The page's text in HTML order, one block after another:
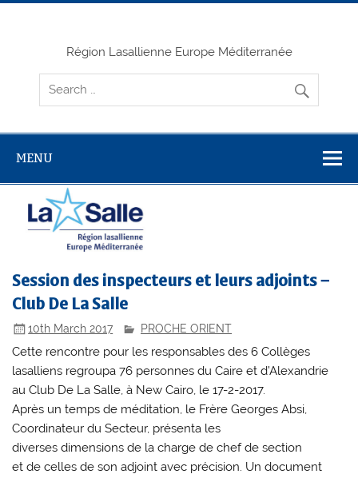
Skip
Région Lasallienne Europe Méditerranée
MENU
Session des inspecteurs et leurs adjoints –
Club De La Salle
10th March 2017 PROCHE ORIENT
Cette rencontre pour les responsables des 6 Collèges
lasalliens regroupa 76 personnes du Caire et d’Alexandrie
au Club De La Salle, à New Cairo, le 17-2-2017.
Après un temps de méditation, le Frère Georges Absi,
Coordinateur du Secteur, présenta les
diverses dimensions de la charge de chef de section
et de celles de son adjoint avec précision. Un document